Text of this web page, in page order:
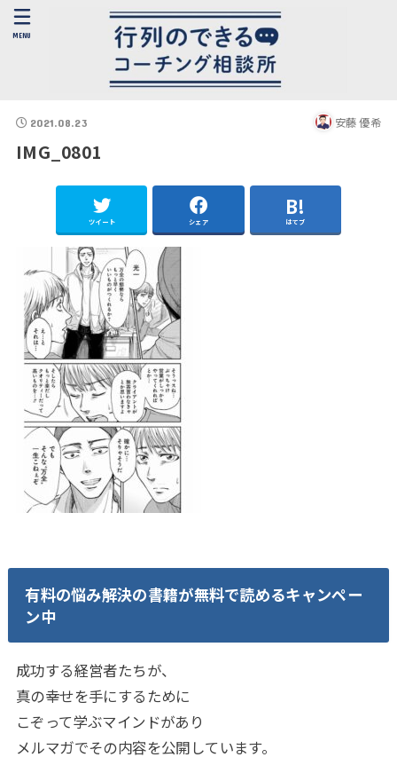
MENU
2021.08.23 安藤 優希
IMG_0801
ツイート シェア はてブ
有料の悩み解決の書籍が無料で読めるキャンペー
ン中
成功する経営者たちが、
真の幸せを手にするために
こぞって学ぶマインドがあり
メルマガでその内容を公開しています。